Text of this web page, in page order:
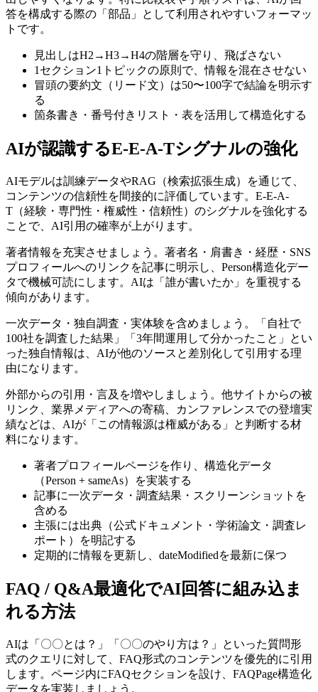
答を構成する際の「部品」として利用されやすいフォーマッ
トです。
見出しはH2→H3→H4の階層を守り、飛ばさない
1セクション1トピックの原則で、情報を混在させない
冒頭の要約文（リード文）は50〜100字で結論を明示す
る
箇条書き・番号付きリスト・表を活用して構造化する
AIが認識するE-E-A-Tシグナルの強化
AIモデルは訓練データやRAG（検索拡張生成）を通じて、
コンテンツの信頼性を間接的に評価しています。E-E-A-
T（経験・専門性・権威性・信頼性）のシグナルを強化する
ことで、AI引用の確率が上がります。
著者情報を充実させましょう。著者名・肩書き・経歴・SNS
プロフィールへのリンクを記事に明示し、Person構造化デー
タで機械可読にします。AIは「誰が書いたか」を重視する
傾向があります。
一次データ・独自調査・実体験を含めましょう。「自社で
100社を調査した結果」「3年間運用して分かったこと」とい
った独自情報は、AIが他のソースと差別化して引用する理
由になります。
外部からの引用・言及を増やしましょう。他サイトからの被
リンク、業界メディアへの寄稿、カンファレンスでの登壇実
績などは、AIが「この情報源は権威がある」と判断する材
料になります。
著者プロフィールページを作り、構造化データ
（Person + sameAs）を実装する
記事に一次データ・調査結果・スクリーンショットを
含める
主張には出典（公式ドキュメント・学術論文・調査レ
ポート）を明記する
定期的に情報を更新し、dateModifiedを最新に保つ
FAQ / Q&A最適化でAI回答に組み込ま
れる方法
AIは「〇〇とは？」「〇〇のやり方は？」といった質問形
式のクエリに対して、FAQ形式のコンテンツを優先的に引用
します。ページ内にFAQセクションを設け、FAQPage構造化
データを実装しましょう。